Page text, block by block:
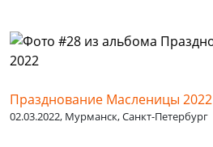
Празднование Масленицы 2022
02.03.2022, Мурманск, Санкт-Петербург